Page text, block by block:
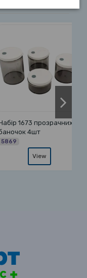
Ваги ложка 500DSS
електронна мірна
15003
View